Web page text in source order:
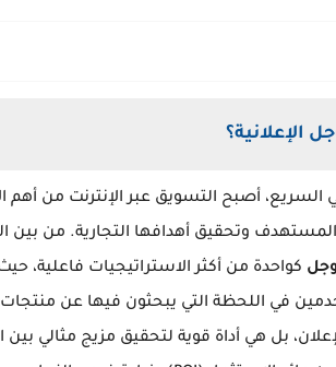
الإعلانية؟
أصبح التسويق عبر الإنترنت من أهم
وتحقيق أهدافها التجارية. من بين
كواحدة من أكثر الاستراتيجيات فاعلية،
في اللحظة التي يبحثون فيها عن
بل هي أداة قوية لتحقيق مزيج مثالي بين